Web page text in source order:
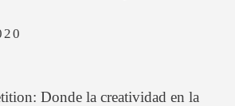
Donde la creatividad en la